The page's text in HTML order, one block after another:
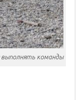
команды